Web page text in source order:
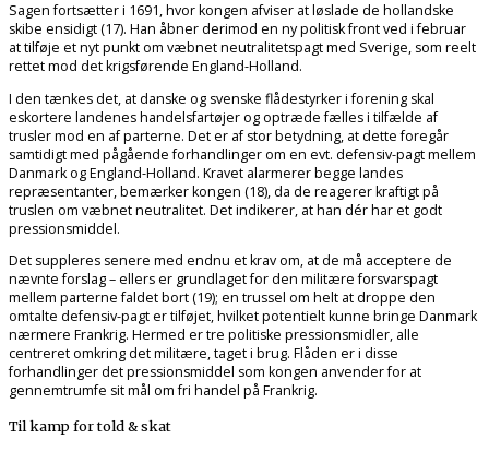
Sagen fortsætter i 1691, hvor kongen afviser at løslade de hollandske
skibe ensidigt (17). Han åbner derimod en ny politisk front ved i februar
at tilføje et nyt punkt om væbnet neutralitetspagt med Sverige, som reelt
rettet mod det krigsførende England-Holland.
I den tænkes det, at danske og svenske flådestyrker i forening skal
eskortere landenes handelsfartøjer og optræde fælles i tilfælde af
trusler mod en af parterne. Det er af stor betydning, at dette foregår
samtidigt med pågående forhandlinger om en evt. defensiv-pagt mellem
Danmark og England-Holland. Kravet alarmerer begge landes
repræsentanter, bemærker kongen (18), da de reagerer kraftigt på
truslen om væbnet neutralitet. Det indikerer, at han dér har et godt
pressionsmiddel.
Det suppleres senere med endnu et krav om, at de må acceptere de
nævnte forslag – ellers er grundlaget for den militære forsvarspagt
mellem parterne faldet bort (19); en trussel om helt at droppe den
omtalte defensiv-pagt er tilføjet, hvilket potentielt kunne bringe Danmark
nærmere Frankrig. Hermed er tre politiske pressionsmidler, alle
centreret omkring det militære, taget i brug. Flåden er i disse
forhandlinger det pressionsmiddel som kongen anvender for at
gennemtrumfe sit mål om fri handel på Frankrig.
Til kamp for told & skat